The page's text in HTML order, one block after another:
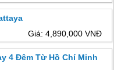
Giá: 4,890,000 VNĐ
4 Đêm Từ Hồ Chí Minh